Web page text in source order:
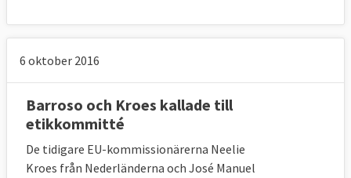
6 oktober 2016
Barroso och Kroes kallade till
etikkommitté
De tidigare EU-kommissionärerna Neelie
Kroes från Nederländerna och José Manuel